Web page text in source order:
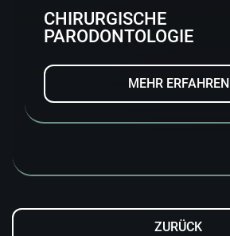
CHIRURGISCHE
PARODONTOLOGIE
MEHR ERFAHREN
ZURÜCK